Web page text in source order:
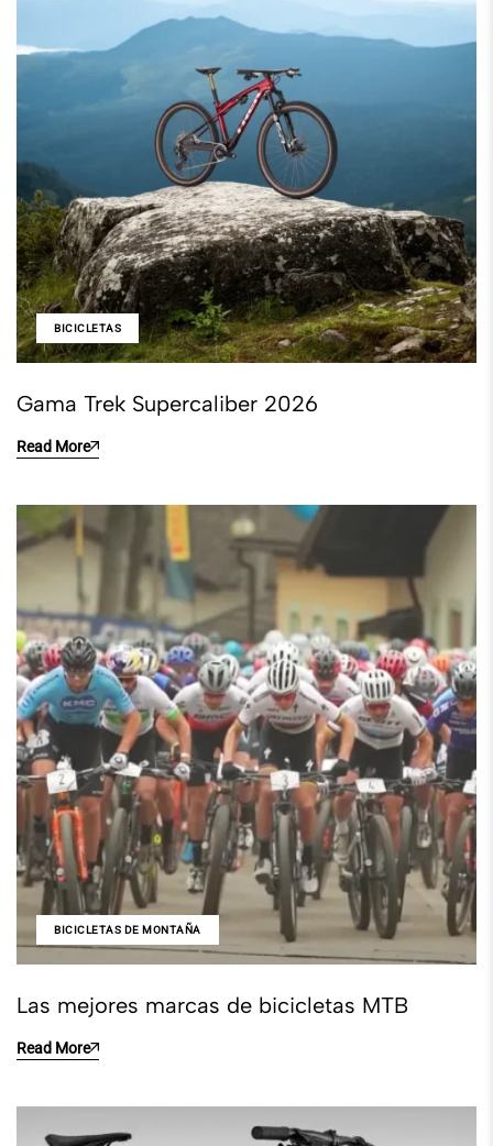
BICICLETAS
Gama Trek Supercaliber 2026
Read More
BICICLETAS DE MONTAÑA
Las mejores marcas de bicicletas MTB
Read More